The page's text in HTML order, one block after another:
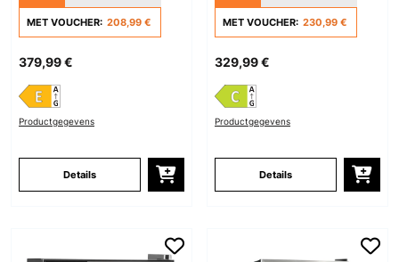
MET VOUCHER: 208,99 €
379,99 €
Productgegevens
Details
MET VOUCHER: 230,99 €
329,99 €
Productgegevens
Details